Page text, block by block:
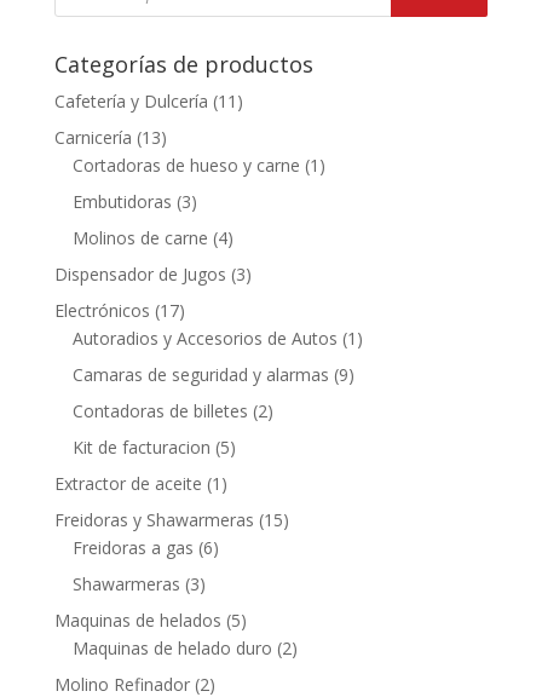
Categorías de productos
Cafetería y Dulcería (11)
Carnicería (13)
Cortadoras de hueso y carne (1)
Embutidoras (3)
Molinos de carne (4)
Dispensador de Jugos (3)
Electrónicos (17)
Autoradios y Accesorios de Autos (1)
Camaras de seguridad y alarmas (9)
Contadoras de billetes (2)
Kit de facturacion (5)
Extractor de aceite (1)
Freidoras y Shawarmeras (15)
Freidoras a gas (6)
Shawarmeras (3)
Maquinas de helados (5)
Maquinas de helado duro (2)
Molino Refinador (2)